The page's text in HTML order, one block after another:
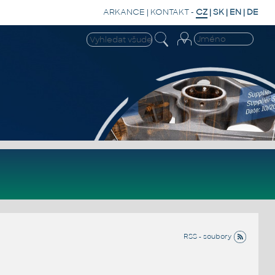
ARKANCE | KONTAKT- CZ |SK | EN | DE
RSS - soubory